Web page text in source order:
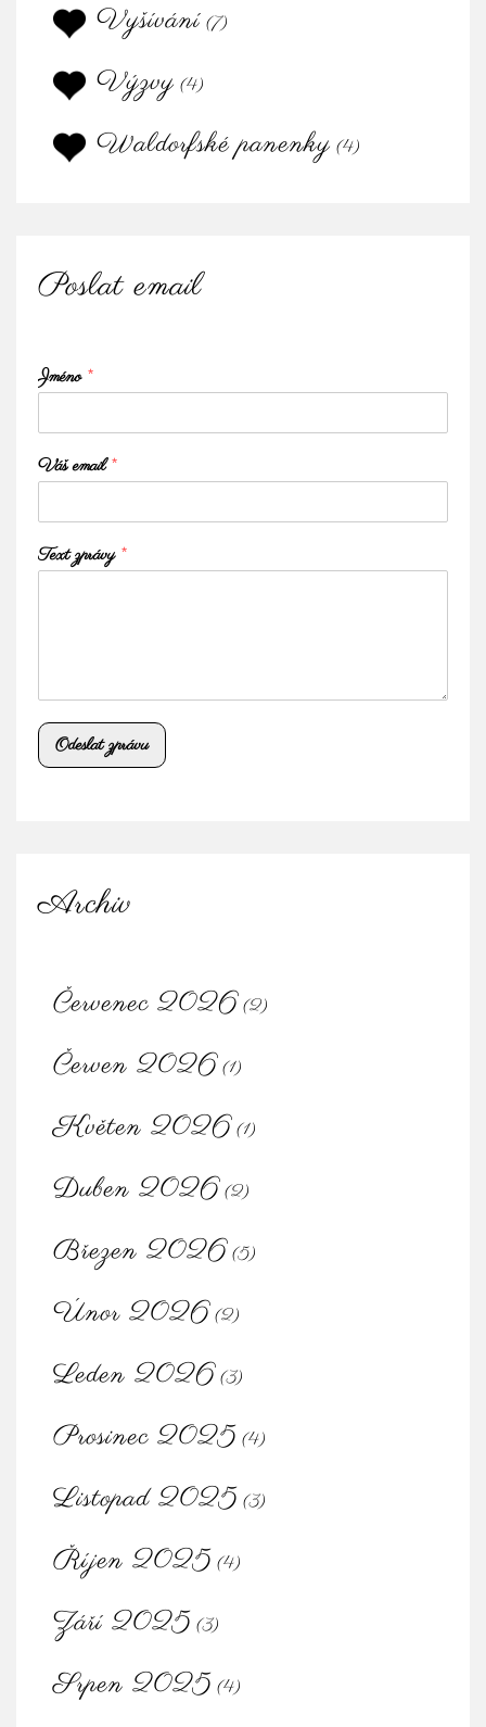
Vyšívání (7)
Výzvy (4)
Waldorfské panenky (4)
Poslat email
Jméno *
Váš email*
Text zprávy *
Odeslat zprávu
Archiv
Červenec 2026 (2)
Červen 2026 (1)
Květen 2026 (1)
Duben 2026 (2)
Březen 2026 (5)
Únor 2026 (2)
Leden 2026 (3)
Prosinec 2025 (4)
Listopad 2025 (3)
Říjen 2025 (4)
Září 2025 (3)
Srpen 2025 (4)